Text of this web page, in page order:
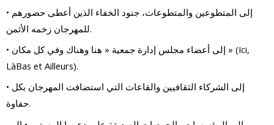
• إلى المتطوعين والمتطوعات، جنود الخفاء الذين أعطى حضورهم
للمهرجان زخمه الأثمن.
• إلى أعضاء مجلس إدارة جمعية « هنا وهناك وفي كل مكان » (Ici,
LàBas et Ailleurs).
• إلى الشركاء الثقافيين والقاعات التي استضافت المهرجان بكل
حفاوة.